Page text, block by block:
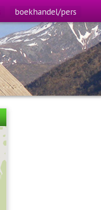
boekhandel/pers